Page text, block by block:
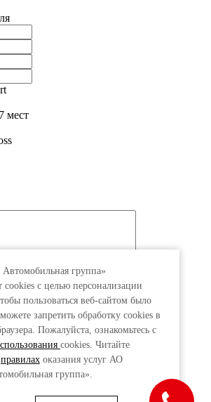
группа»
cookies с целью персонализации
пользоваться веб-сайтом было
запретить обработку сookies в
Пожалуйста, ознакомьтесь с
cookies. Читайте
правилахоказания услуг АО
группа».
мест
обработку персональных данных.
цену
обработку персональных данных.